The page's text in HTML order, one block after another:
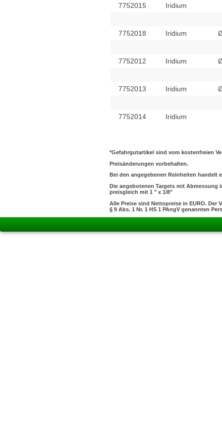
7752015 Iridium
7752018 Iridium
7752012 Iridium
7752013 Iridium
7752014 Iridium
*Gefahrgutartikel sind vom kostenfreien
Preisänderungen vorbehalten.
Bei den angegebenen Reinheiten handelt
Die angebotenen Targets mit Abmessung
preisgleich mit 1 " x 1/8"
Alle Preise sind Nettopreise in EURO.
§ 9 Abs. 1 Nr. 1 HS 1 PAngV genannten